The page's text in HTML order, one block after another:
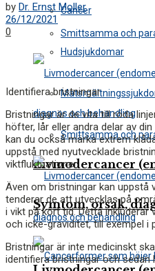
Smittsamma och
Livmodercancer
Symtom, orsak,
Cancer
Hudsjukdomar
Smittsamma och
by Dr. Ernst Moller
26/12/2021
0
Identifiera bristningar
Bristningar är de vita till röda
höfter, lår eller andra delar av
kan du också märka extrem
uppstå med nyutvecklade
viktfluktuationer.
Även om bristningar kan uppstå
tenderar de att utvecklas på
i vikt på kort tid. Detta inkluderar
och icke-graviditet, till exempel i
Bristningar är inte medicinskt
identifiera bristningar och sedan